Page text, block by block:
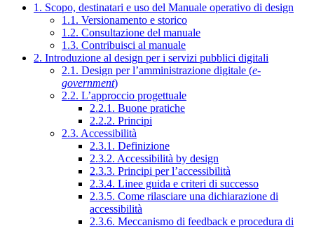
1. Scopo, destinatari e uso del Manuale operativo di design
1.1. Versionamento e storico
1.2. Consultazione del manuale
1.3. Contribuisci al manuale
2. Introduzione al design per i servizi pubblici digitali
2.1. Design per l’amministrazione digitale (e-
government)
2.2. L’approccio progettuale
2.2.1. Buone pratiche
2.2.2. Principi
2.3. Accessibilità
2.3.1. Definizione
2.3.2. Accessibilità by design
2.3.3. Principi per l’accessibilità
2.3.4. Linee guida e criteri di successo
2.3.5. Come rilasciare una dichiarazione di
accessibilità
2.3.6. Meccanismo di feedback e procedura di